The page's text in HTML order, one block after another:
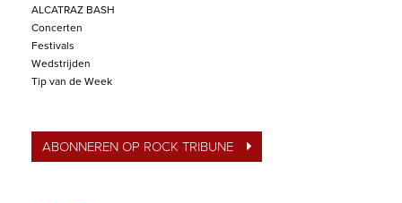
ALCATRAZ BASH
Concerten
Festivals
Wedstrijden
Tip van de Week
ABONNEREN OP ROCK TRIBUNE